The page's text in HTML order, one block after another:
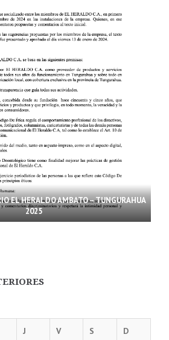
EL HERALDO AMBATO – TUNGURAHUA
2025
J V S D